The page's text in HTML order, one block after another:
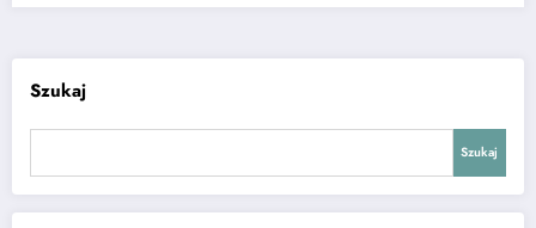
Szukaj
Szukaj